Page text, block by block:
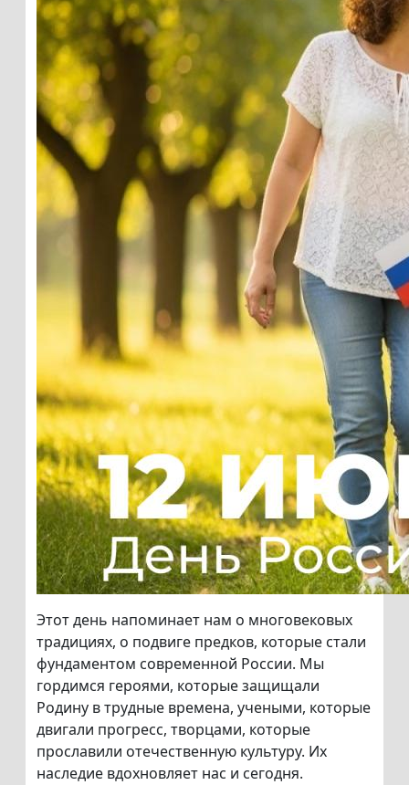
Этот день напоминает нам о многовековых
традициях, о подвиге предков, которые стали
фундаментом современной России. Мы
гордимся героями, которые защищали
Родину в трудные времена, учеными, которые
двигали прогресс, творцами, которые
прославили отечественную культуру. Их
наследие вдохновляет нас и сегодня.